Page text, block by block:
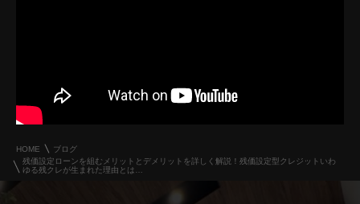
HOME
ブログ
残価設定ローンを組むメリットとデメリットを詳しく解説！残価設定型クレジットいわ
ゆる残クレが生まれた理由とは…